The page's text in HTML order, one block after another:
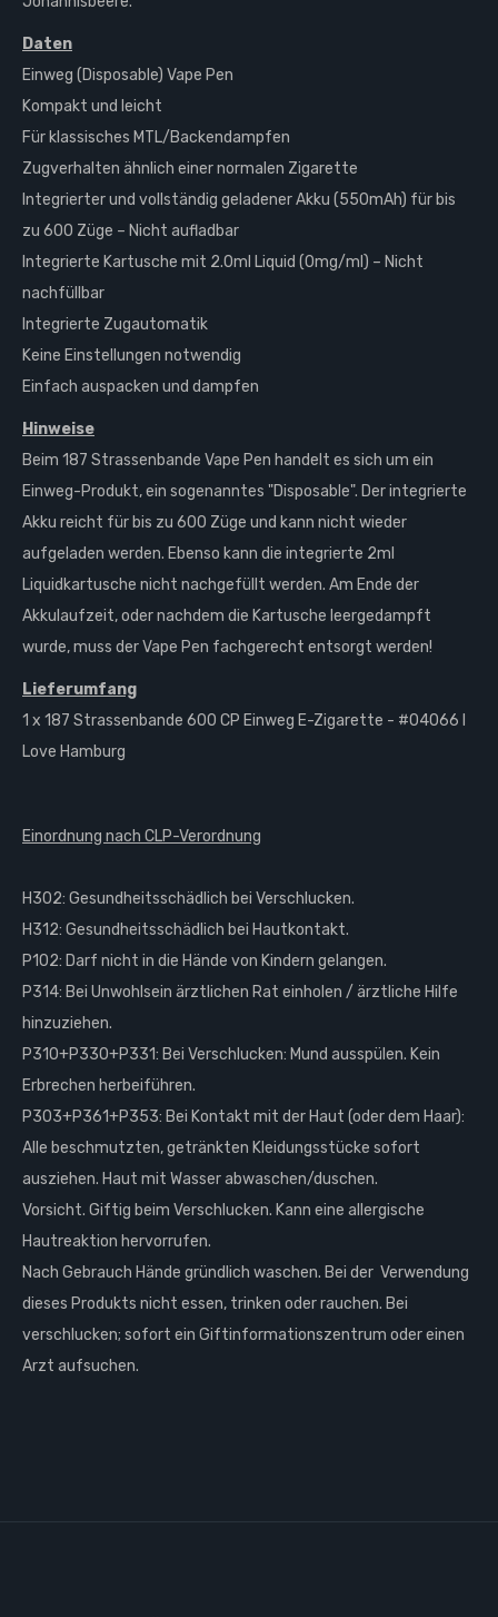
Daten
Einweg (Disposable) Vape Pen
Kompakt und leicht
Für klassisches MTL/Backendampfen
Zugverhalten ähnlich einer normalen Zigarette
Integrierter und vollständig geladener Akku (550mAh) für bis
zu 600 Züge – Nicht aufladbar
Integrierte Kartusche mit 2.0ml Liquid (0mg/ml) – Nicht
nachfüllbar
Integrierte Zugautomatik
Keine Einstellungen notwendig
Einfach auspacken und dampfen
Hinweise
Beim 187 Strassenbande Vape Pen handelt es sich um ein
Einweg-Produkt, ein sogenanntes "Disposable". Der integrierte
Akku reicht für bis zu 600 Züge und kann nicht wieder
aufgeladen werden. Ebenso kann die integrierte 2ml
Liquidkartusche nicht nachgefüllt werden. Am Ende der
Akkulaufzeit, oder nachdem die Kartusche leergedampft
wurde, muss der Vape Pen fachgerecht entsorgt werden!
Lieferumfang
1 x 187 Strassenbande 600 CP Einweg E-Zigarette - #04066 I
Love Hamburg
Einordnung nach CLP-Verordnung
H302: Gesundheitsschädlich bei Verschlucken.
H312: Gesundheitsschädlich bei Hautkontakt.
P102: Darf nicht in die Hände von Kindern gelangen.
P314: Bei Unwohlsein ärztlichen Rat einholen / ärztliche Hilfe
hinzuziehen.
P310+P330+P331: Bei Verschlucken: Mund ausspülen. Kein
Erbrechen herbeiführen.
P303+P361+P353: Bei Kontakt mit der Haut (oder dem Haar):
Alle beschmutzten, getränkten Kleidungsstücke sofort
ausziehen. Haut mit Wasser abwaschen/duschen.
Vorsicht. Giftig beim Verschlucken. Kann eine allergische
Hautreaktion hervorrufen.
Nach Gebrauch Hände gründlich waschen. Bei der Verwendung
dieses Produkts nicht essen, trinken oder rauchen. Bei
verschlucken; sofort ein Giftinformationszentrum oder einen
Arzt aufsuchen.